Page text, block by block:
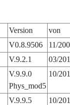
Version
von
V0.8.9506
11/
V.9.2.1
03/
V.9.9.0
Phys_mod5
10/
V.9.9.5
10/